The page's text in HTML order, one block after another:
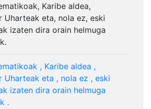
Karibe aldea,
Uharteak eta, nola ez, eski
izaten dira orain helmuga
, Karibe aldea ,
Uharteak eta , nola ez , eski
izaten dira orain helmuga
.